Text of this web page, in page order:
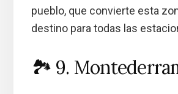
pueblo, que convierte esta
destino para todas las
🏞️ 9.